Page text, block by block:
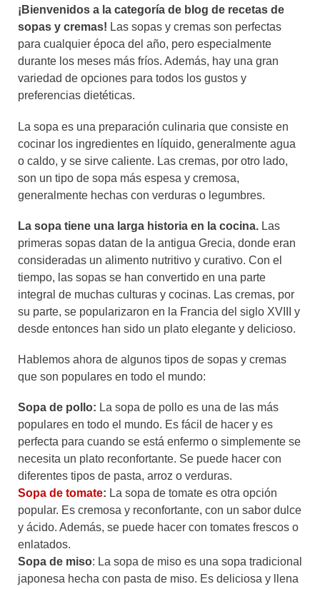
¡Bienvenidos a la categoría de blog de recetas de
sopas y cremas! Las sopas y cremas son perfectas
para cualquier época del año, pero especialmente
durante los meses más fríos. Además, hay una gran
variedad de opciones para todos los gustos y
preferencias dietéticas.
La sopa es una preparación culinaria que consiste en
cocinar los ingredientes en líquido, generalmente agua
o caldo, y se sirve caliente. Las cremas, por otro lado,
son un tipo de sopa más espesa y cremosa,
generalmente hechas con verduras o legumbres.
La sopa tiene una larga historia en la cocina. Las
primeras sopas datan de la antigua Grecia, donde eran
consideradas un alimento nutritivo y curativo. Con el
tiempo, las sopas se han convertido en una parte
integral de muchas culturas y cocinas. Las cremas, por
su parte, se popularizaron en la Francia del siglo XVIII y
desde entonces han sido un plato elegante y delicioso.
Hablemos ahora de algunos tipos de sopas y cremas
que son populares en todo el mundo:
Sopa de pollo: La sopa de pollo es una de las más
populares en todo el mundo. Es fácil de hacer y es
perfecta para cuando se está enfermo o simplemente se
necesita un plato reconfortante. Se puede hacer con
diferentes tipos de pasta, arroz o verduras.
Sopa de tomate: La sopa de tomate es otra opción
popular. Es cremosa y reconfortante, con un sabor dulce
y ácido. Además, se puede hacer con tomates frescos o
enlatados.
Sopa de miso: La sopa de miso es una sopa tradicional
japonesa hecha con pasta de miso. Es deliciosa y llena